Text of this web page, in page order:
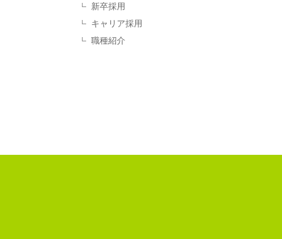
新卒採用
キャリア採用
職種紹介